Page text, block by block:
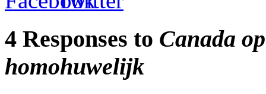
4 Responses to Canada
homohuwelijk